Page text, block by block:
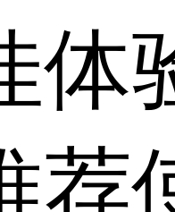
体
荐